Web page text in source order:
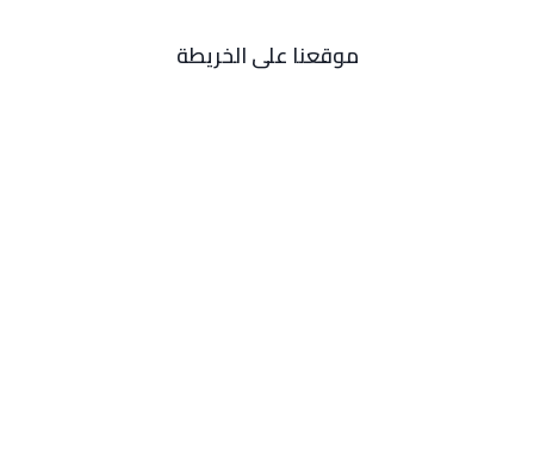
موقعنا على الخريطة